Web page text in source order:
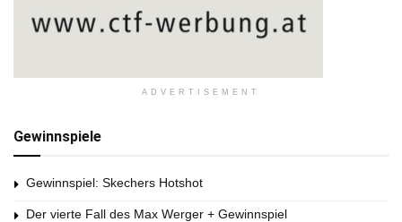
ADVERTISEMENT
Gewinnspiele
Gewinnspiel: Skechers Hotshot
Der vierte Fall des Max Werger + Gewinnspiel